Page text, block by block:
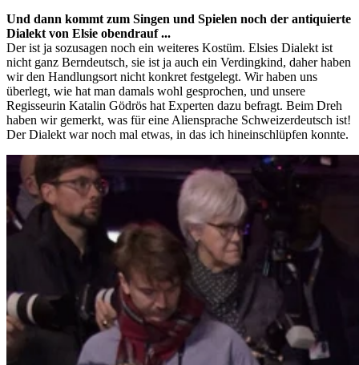
Und dann kommt zum Singen und Spielen noch der antiquierte
Dialekt von Elsie obendrauf ...
Der ist ja sozusagen noch ein weiteres Kostüm. Elsies Dialekt ist
nicht ganz Berndeutsch, sie ist ja auch ein Verdingkind, daher haben
wir den Handlungsort nicht konkret festgelegt. Wir haben uns
überlegt, wie hat man damals wohl gesprochen, und unsere
Regisseurin Katalin Gödrös hat Experten dazu befragt. Beim Dreh
haben wir gemerkt, was für eine Aliensprache Schweizerdeutsch ist!
Der Dialekt war noch mal etwas, in das ich hineinschlüpfen konnte.